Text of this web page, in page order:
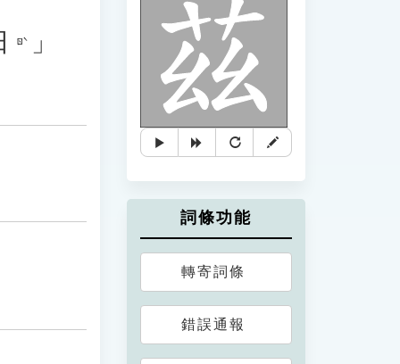
ㄖˋ 」
詞條功能
轉寄詞條
錯誤通報